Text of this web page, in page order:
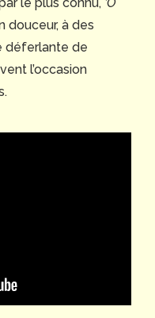
douceur, à des
déferlante de
l’occasion